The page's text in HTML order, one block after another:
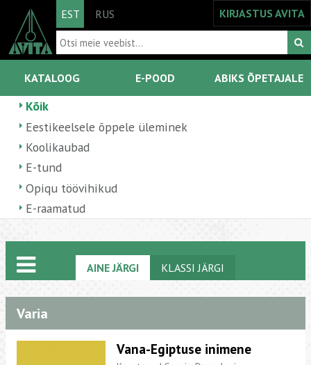
EST RUS KIRJASTUS AVITA
KATALOOG E-POOD ABIKS ÕPETAJALE
Kõik
Eestikeelsele õppele üleminek
Koolikaubad
E-tund
Opiqu töövihikud
E-raamatud
AINE JÄRGI KLASSI JÄRGI
Varia
Vana-Egiptuse inimene